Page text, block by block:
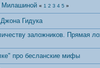
Милашиной « 1 2 3 4 5 »
Гидука
заложников. Прямая
про бесланские мифы